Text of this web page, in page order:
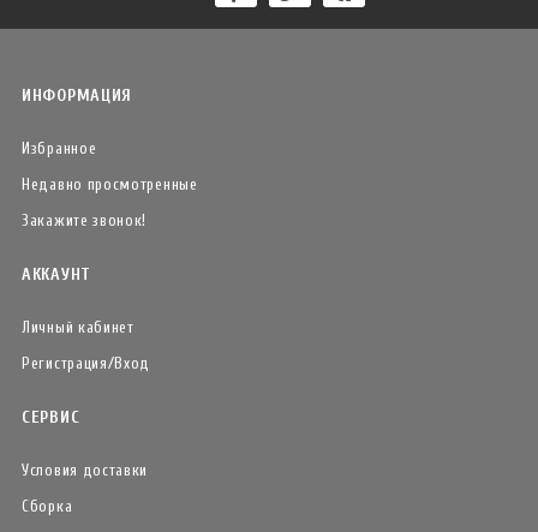
ИНФОРМАЦИЯ
Избранное
Недавно просмотренные
Закажите звонок!
АККАУНТ
Личный кабинет
Регистрация/Вход
СЕРВИС
Условия доставки
Сборка